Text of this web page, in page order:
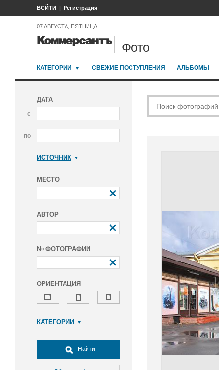
ВОЙТИ Регистрация
07 АВГУСТА, ПЯТНИЦА
Фото
КАТЕГОРИИ СВЕЖИЕ ПОСТУПЛЕНИЯ АЛЬБОМЫ
ДАТА
с
по
ИСТОЧНИК
МЕСТО
АВТОР
№ ФОТОГРАФИИ
ОРИЕНТАЦИЯ
КАТЕГОРИИ
Досуг, туризм и отдых
Культура
Найти